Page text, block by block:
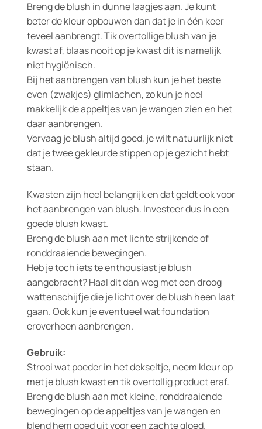
Breng de blush in dunne laagjes aan. Je kunt
beter de kleur opbouwen dan dat je in één keer
teveel aanbrengt. Tik overtollige blush van je
kwast af, blaas nooit op je kwast dit is namelijk
niet hygiënisch.
Bij het aanbrengen van blush kun je het beste
even (zwakjes) glimlachen, zo kun je heel
makkelijk de appeltjes van je wangen zien en het
daar aanbrengen.
Vervaag je blush altijd goed, je wilt natuurlijk niet
dat je twee gekleurde stippen op je gezicht hebt
staan.
Kwasten zijn heel belangrijk en dat geldt ook voor
het aanbrengen van blush. Investeer dus in een
goede blush kwast.
Breng de blush aan met lichte strijkende of
ronddraaiende bewegingen.
Heb je toch iets te enthousiast je blush
aangebracht? Haal dit dan weg met een droog
wattenschijfje die je licht over de blush heen laat
gaan. Ook kun je eventueel wat foundation
eroverheen aanbrengen.
Gebruik:
Strooi wat poeder in het dekseltje, neem kleur op
met je blush kwast en tik overtollig product eraf.
Breng de blush aan met kleine, ronddraaiende
bewegingen op de appeltjes van je wangen en
blend hem goed uit voor een zachte gloed.